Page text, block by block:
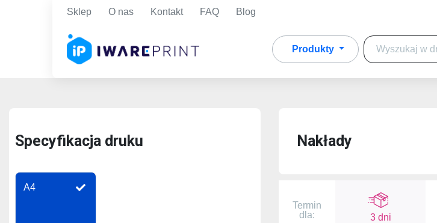
Sklep O nas Kontakt FAQ Blog
Produkty
Specyfikacja druku
A4
Nakłady
Termin
dla:
3 dni